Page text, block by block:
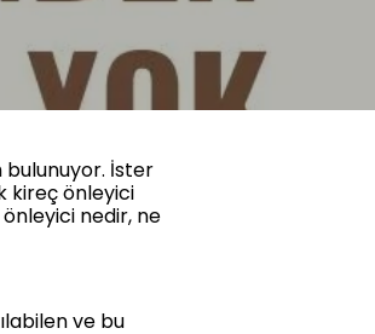
bulunuyor. İster
kireç önleyici
nedir, ne
ve bu